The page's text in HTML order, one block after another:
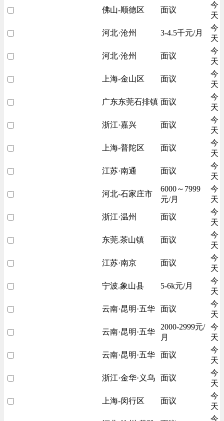
佛山-顺德区 面议
今
天
河北·沧州 3-4.5千元/月
今
天
河北·沧州 面议
今
天
上海-金山区 面议
今
天
广东东莞石排镇 面议
今
天
浙江·嘉兴 面议
今
天
上海-普陀区 面议
今
天
江苏·南通 面议
今
天
河北-石家庄市
6000～7999
元/月
今
天
浙江·温州 面议
今
天
东莞.茶山镇 面议
今
天
江苏·南京 面议
今
天
宁波.象山县 5-6k元/月
今
天
云南·昆明·五华 面议
今
天
云南·昆明·五华
2000-2999元/
月
今
天
云南·昆明·五华 面议
今
天
浙江·金华·义乌 面议
今
天
上海-闵行区 面议
今
天
今